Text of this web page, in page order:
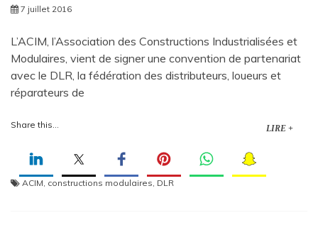
7 juillet 2016
L’ACIM, l’Association des Constructions Industrialisées et
Modulaires, vient de signer une convention de partenariat
avec le DLR, la fédération des distributeurs, loueurs et
réparateurs de
Share this... LIRE +
ACIM, constructions modulaires, DLR